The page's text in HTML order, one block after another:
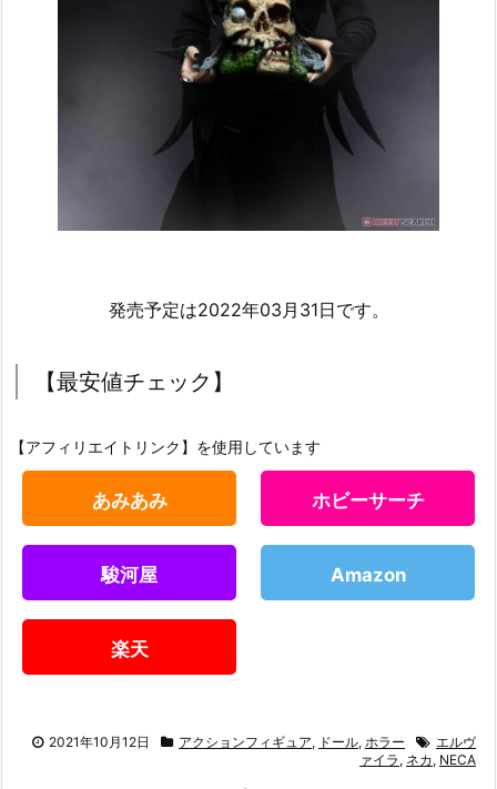
発売予定は2022年03月31日です。
【最安値チェック】
【アフィリエイトリンク】を使用しています
あみあみ ホビーサーチ
駿河屋 Amazon
楽天
2021年10月12日 アクションフィギュア, ドール, ホラー
エルヴ
ァイラ , ネカ , NECA